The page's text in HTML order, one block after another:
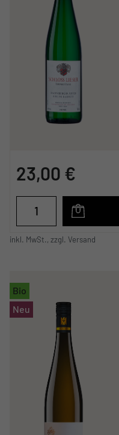
23,00 €
inkl. MwSt., zzgl. Versand
Bio
Neu